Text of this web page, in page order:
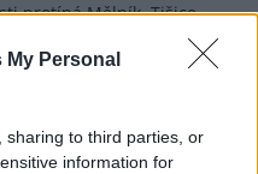
Personal
sharing to third parties, or
information for
protíná Mělník, Tišice,
Labem a Starou Boleslav.
a údržbu doposud
reklama